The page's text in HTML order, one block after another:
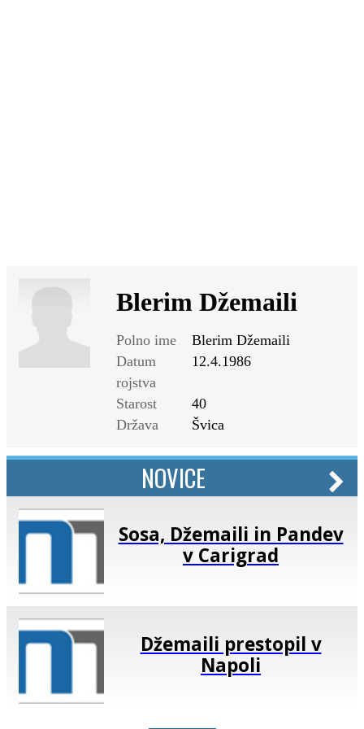
Blerim Džemaili
Polno ime
Blerim Džemaili
Datum
rojstva
12.4.1986
Starost
40
Država
Švica
NOVICE
Sosa, Džemaili in Pandev
v Carigrad
Džemaili prestopil v
Napoli